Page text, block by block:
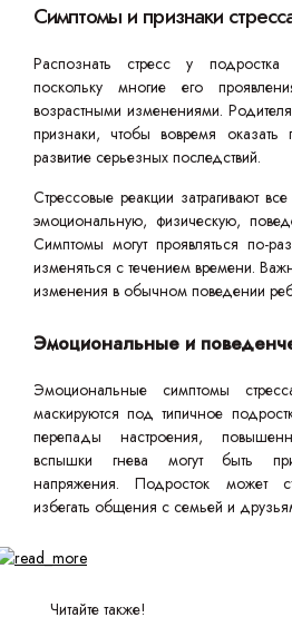
Симптомы и признаки
Распознать стресс у
поскольку многие его
возрастными изменениями.
признаки, чтобы вовремя оказать
развитие серьезных последствий.
Стрессовые реакции затрагивают
эмоциональную, физическую,
Симптомы могут проявляться по-
изменяться с течением времени.
изменения в обычном поведении
Эмоциональные и
Эмоциональные симптомы
маскируются под типичное
перепады настроения,
вспышки гнева могут быть
напряжения. Подросток может
избегать общения с семьей и
Читайте также!